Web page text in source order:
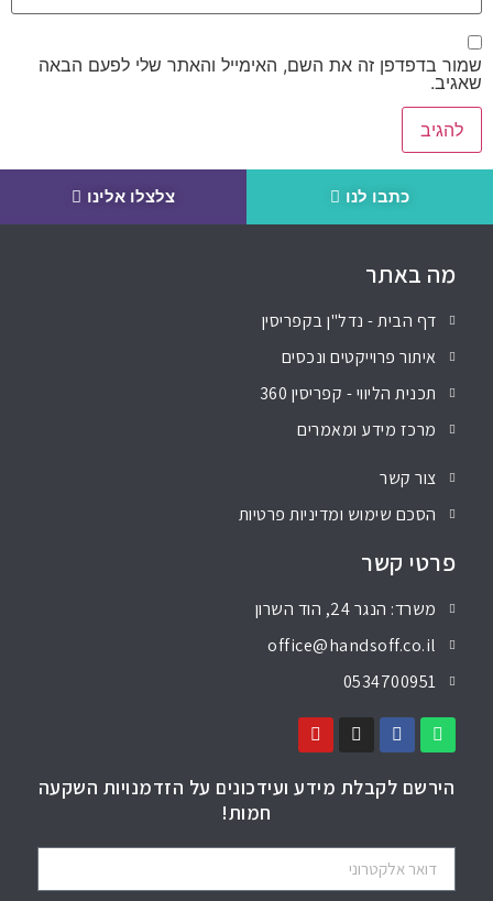
שמור בדפדפן זה את השם, האימייל והאתר שלי לפעם הבאה
שאגיב.
כתבו לנו צלצלו אלינו
מה באתר
דף הבית - נדל"ן בקפריסין
איתור פרוייקטים ונכסים
תכנית הליווי - קפריסין 360
מרכז מידע ומאמרים
צור קשר
הסכם שימוש ומדיניות פרטיות
פרטי קשר
משרד: הנגר 24, הוד השרון
office@handsoff.co.il
0534700951
הירשם לקבלת מידע ועידכונים על הזדמנויות השקעה
חמות!